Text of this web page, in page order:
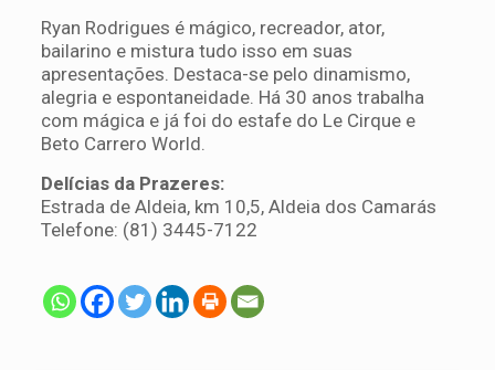
Ryan Rodrigues é mágico, recreador, ator,
bailarino e mistura tudo isso em suas
apresentações. Destaca-se pelo dinamismo,
alegria e espontaneidade. Há 30 anos trabalha
com mágica e já foi do estafe do Le Cirque e
Beto Carrero World.
Delícias da Prazeres:
Estrada de Aldeia, km 10,5, Aldeia dos Camarás
Telefone: (81) 3445-7122